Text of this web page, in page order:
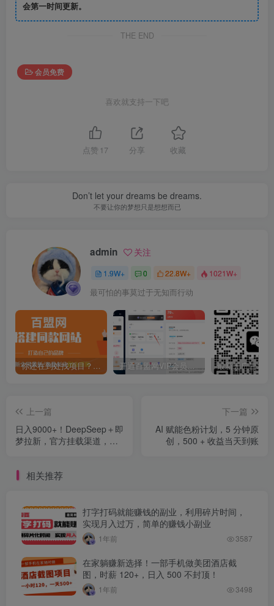
会第一时间更新。
THE END
会员免费
喜欢就支持一下吧
点赞 17 分享 收藏
Don’t let your dreams be dreams.
不要让你的梦想只是想想而已
admin 关注
1.9W+ 0 22.8W+ 1021W+
最可怕的事莫过于无知而行动
你还在到处找项目？还在当韭菜？我靠卖项目一个月收入5万+，曾经我也是个失败者。 开通百盟网VIP会员，尊享全站资源免费下载，享70%的推广提成！！【限时五折优惠】
上一篇
日入9000+！DeepSeep＋即
梦拉新，官方挂载渠道，新
下一篇
AI 赋能色粉计划，5 分钟原
创，500 + 收益当天到账
相关推荐
打字打码就能赚钱的副业，利用碎片时间，
实现月入过万，简单的赚钱小副业
1年前 3587
在家躺赚新选择！一部手机做美团酒店截
图，时薪 120+，日入 500 不封顶！
1年前 3498